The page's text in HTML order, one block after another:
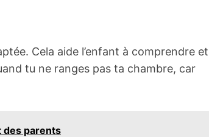
Cela aide l’enfant à comprendre et
tu ne ranges pas ta chambre, car
des parents